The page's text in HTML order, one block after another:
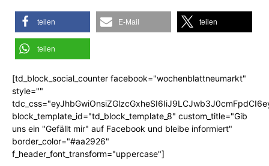
teilen E-Mail teilen
teilen
[td_block_social_counter facebook="wochenblattneumarkt"
style=""
block_template_id="td_block_template_8" custom_title="Gib
uns ein "Gefällt mir" auf Facebook und bleibe informiert"
border_color="#aa2926"
f_header_font_transform="uppercase"]